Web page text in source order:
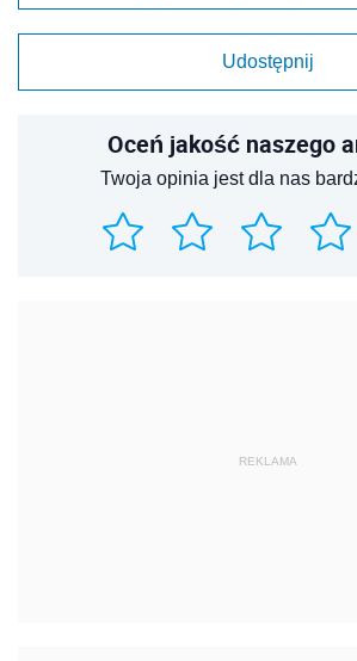
Udostępnij
Oceń jakość naszego
Twoja opinia jest dla nas
REKLAMA